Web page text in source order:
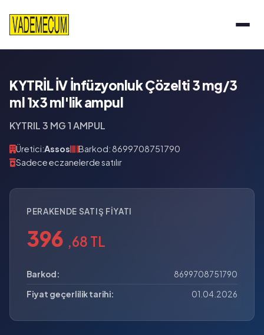
KYTRİL İV İnfüzyonluk Çözelti 3 mg/3
ml 1x3 ml'lik ampul
KYTRIL 3 MG 1 AMPUL
Üretici:Assos
Barkod: 8699708751790
Sadece eczanelerde satılır
PERAKENDE SATIŞ FIYATI
396 ,68 TL
Barkod:
8699708751790
Fiyat geçerlilik tarihi:
01.04.2026